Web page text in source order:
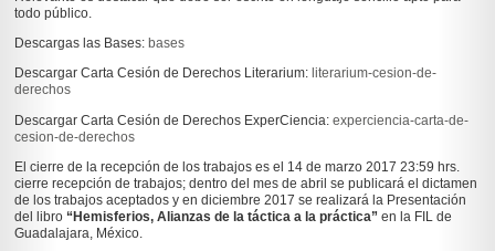
todo público.
Descargas las Bases: bases
Descargar Carta Cesión de Derechos Literarium: literarium-cesion-de-
derechos
Descargar Carta Cesión de Derechos ExperCiencia: experciencia-carta-de-
cesion-de-derechos
El cierre de la recepción de los trabajos es el 14 de marzo 2017 23:59 hrs.
cierre recepción de trabajos; dentro del mes de abril se publicará el dictamen
de los trabajos aceptados y en diciembre 2017 se realizará la Presentación
del libro “Hemisferios, Alianzas de la táctica a la práctica” en la FIL de
Guadalajara, México.